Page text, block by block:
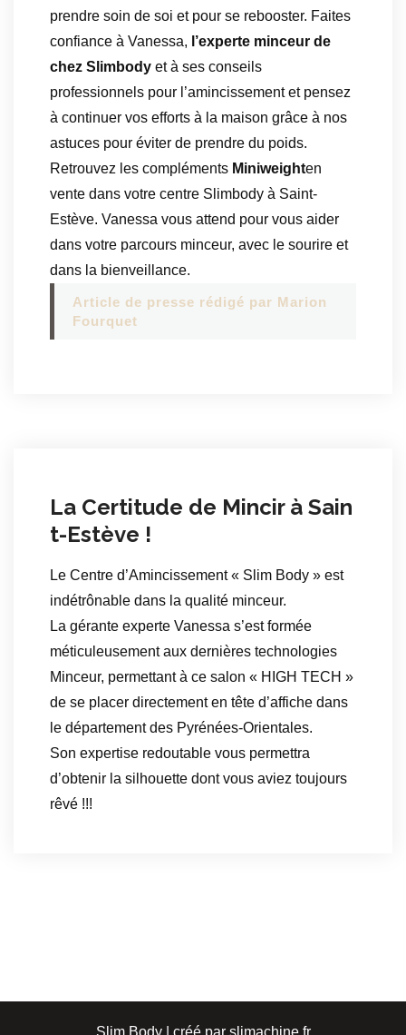
prendre soin de soi et pour se rebooster. Faites
confiance à Vanessa, l’experte minceur de
chez Slimbody et à ses conseils
professionnels pour l’amincissement et pensez
à continuer vos efforts à la maison grâce à nos
astuces pour éviter de prendre du poids.
Retrouvez les compléments Miniweighten
vente dans votre centre Slimbody à Saint-
Estève. Vanessa vous attend pour vous aider
dans votre parcours minceur, avec le sourire et
dans la bienveillance.
Article de presse rédigé par Marion
Fourquet
La Certitude de Mincir à Sain
t-Estève !
Le Centre d’Amincissement « Slim Body » est
indétrônable dans la qualité minceur.
La gérante experte Vanessa s’est formée
méticuleusement aux dernières technologies
Minceur, permettant à ce salon « HIGH TECH »
de se placer directement en tête d’affiche dans
le département des Pyrénées-Orientales.
Son expertise redoutable vous permettra
d’obtenir la silhouette dont vous aviez toujours
rêvé !!!